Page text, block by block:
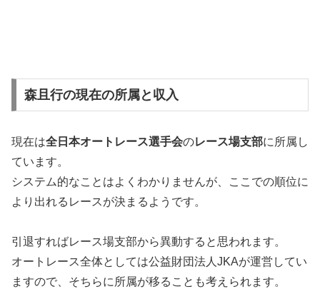
森且行の現在の所属と収入
現在は全日本オートレース選手会のレース場支部に所属し
ています。
システム的なことはよくわかりませんが、ここでの順位に
より出れるレースが決まるようです。
引退すればレース場支部から異動すると思われます。
オートレース全体としては公益財団法人JKAが運営してい
ますので、そちらに所属が移ることも考えられます。